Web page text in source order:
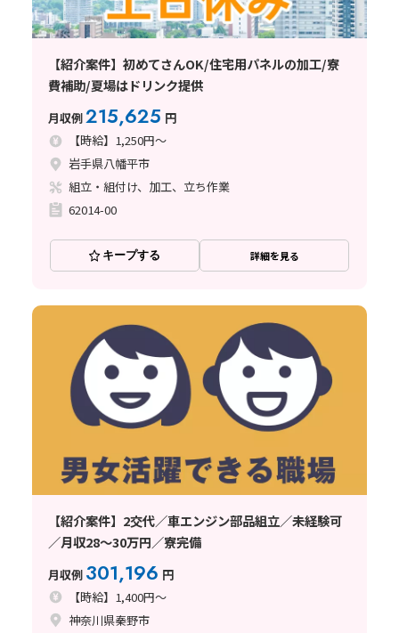
【紹介案件】初めてさんOK/住宅用パネルの加工/寮
費補助/夏場はドリンク提供
月収例215,625 円
【時給】1,250円～
岩手県八幡平市
組立・組付け、加工、立ち作業
62014-00
キープする 詳細を見る
【紹介案件】2交代／車エンジン部品組立／未経験可
／月収28～30万円／寮完備
月収例 301,196 円
【時給】1,400円～
神奈川県秦野市